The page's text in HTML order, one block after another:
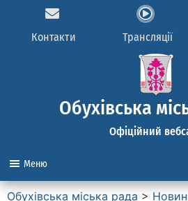
Контакти Трансляції
Обухівська
Офіційний
Меню
Обухівська міська рада >